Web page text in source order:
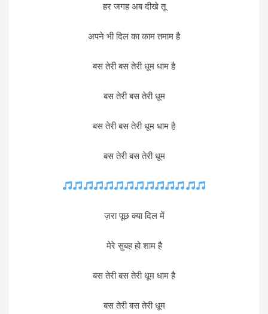
हर जगह अब दीखे तू
अपने भी दिल का काम तमाम है
बस तेरी बस तेरी धूम धाम है
बस तेरी बस तेरी धूम
बस तेरी बस तेरी धूम धाम है
बस तेरी बस तेरी धूम
ज़रा पूछ क्या दिल में
मेरे सुबह हो शाम है
बस तेरी बस तेरी धूम धाम है
बस तेरी बस तेरी धूम